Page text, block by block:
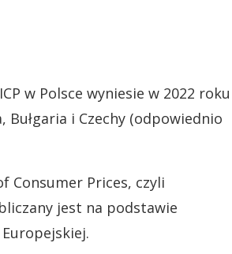
w Polsce wyniesie w 2022 roku
Bułgaria i Czechy (odpowiednio
Consumer Prices, czyli
jest na podstawie